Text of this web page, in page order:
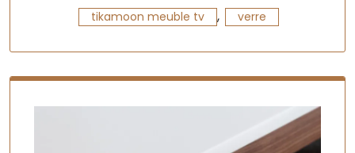
tikamoon meuble tv , verre